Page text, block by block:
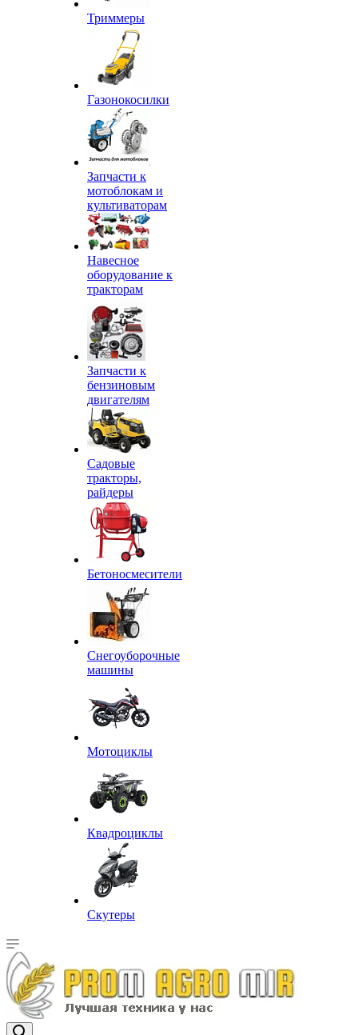
Триммеры
Газонокосилки
Запчасти к
мотоблокам и
культиваторам
Навесное
оборудование к
тракторам
Запчасти к
бензиновым
двигателям
Садовые
тракторы,
райдеры
Бетоносмесители
Снегоуборочные
машины
Мотоциклы
Квадроциклы
Скутеры